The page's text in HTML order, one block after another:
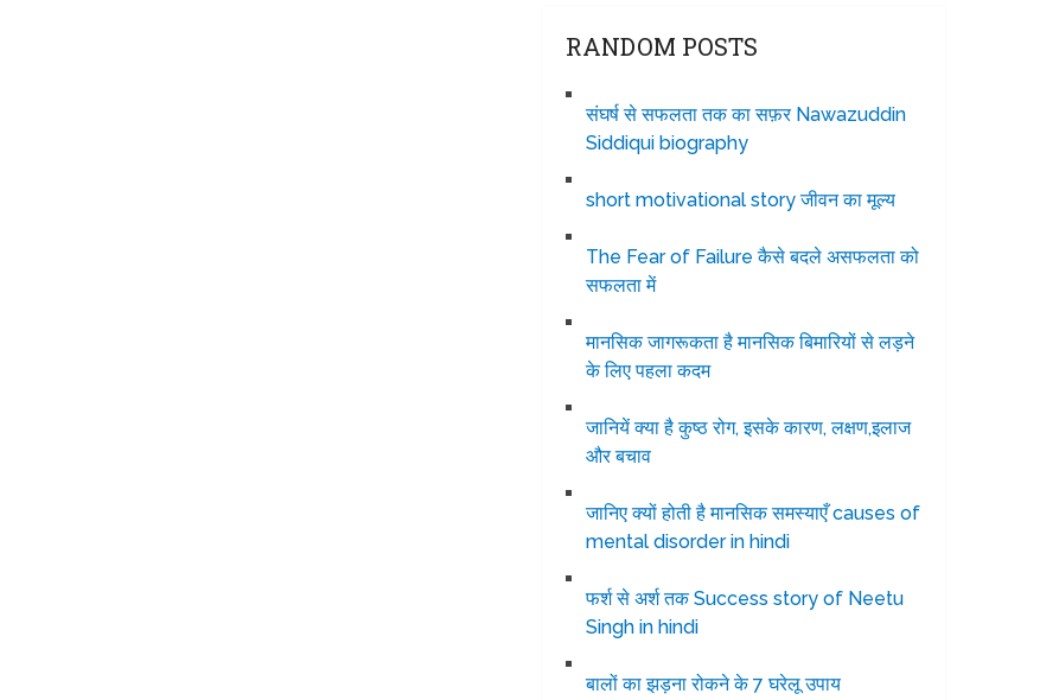
RANDOM POSTS
संघर्ष से सफलता तक का सफ़र Nawazuddin
Siddiqui biography
short motivational story जीवन का मूल्य
The Fear of Failure कैसे बदले असफलता को
सफलता में
मानसिक जागरूकता है मानसिक बिमारियों से लड़ने
के लिए पहला कदम
जानियें क्या है कुष्ठ रोग, इसके कारण, लक्षण,इलाज
और बचाव
जानिए क्यों होती है मानसिक समस्याएँ causes of
mental disorder in hindi
फर्श से अर्श तक Success story of Neetu
Singh in hindi
बालों का झड़ना रोकने के 7 घरेलू उपाय